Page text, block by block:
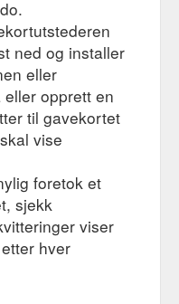
ned og installer
eller
opprett en
til gavekortet
vise
foretok et
sjekk
viser
hver